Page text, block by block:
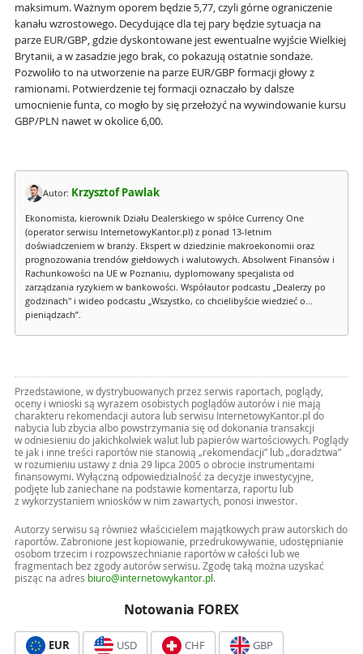
maksimum. Ważnym oporem będzie 5,77, czyli górne ograniczenie
kanału wzrostowego. Decydujące dla tej pary będzie sytuacja na
parze EUR/GBP, gdzie dyskontowane jest ewentualne wyjście Wielkiej
Brytanii, a w zasadzie jego brak, co pokazują ostatnie sondaże.
Pozwoliło to na utworzenie na parze EUR/GBP formacji głowy z
ramionami. Potwierdzenie tej formacji oznaczało by dalsze
umocnienie funta, co mogło by się przełożyć na wywindowanie kursu
GBP/PLN nawet w okolice 6,00.
Autor: Krzysztof Pawlak
Ekonomista, kierownik Działu Dealerskiego w spółce Currency One
(operator serwisu InternetowyKantor.pl) z ponad 13-letnim
doświadczeniem w branży. Ekspert w dziedzinie makroekonomii oraz
prognozowania trendów giełdowych i walutowych. Absolwent Finansów i
Rachunkowości na UE w Poznaniu, dyplomowany specjalista od
zarządzania ryzykiem w bankowości. Współautor podcastu „Dealerzy po
godzinach" i wideo podcastu „Wszystko, co chcielibyście wiedzieć o...
pieniądzach”.
Przedstawione, w dystrybuowanych przez serwis raportach, poglądy,
oceny i wnioski są wyrazem osobistych poglądów autorów i nie mają
charakteru rekomendacji autora lub serwisu InternetowyKantor.pl do
nabycia lub zbycia albo powstrzymania się od dokonania transakcji
w odniesieniu do jakichkolwiek walut lub papierów wartościowych. Poglądy
te jak i inne treści raportów nie stanowią „rekomendacji” lub „doradztwa”
w rozumieniu ustawy z dnia 29 lipca 2005 o obrocie instrumentami
finansowymi. Wyłączną odpowiedzialność za decyzje inwestycyjne,
podjęte lub zaniechane na podstawie komentarza, raportu lub
z wykorzystaniem wniosków w nim zawartych, ponosi inwestor.
Autorzy serwisu są również właścicielem majątkowych praw autorskich do
raportów. Zabronione jest kopiowanie, przedrukowywanie, udostępnianie
osobom trzecim i rozpowszechnianie raportów w całości lub we
fragmentach bez zgody autorów serwisu. Zgodę taką można uzyskać
pisząc na adres biuro@internetowykantor.pl .
Notowania FOREX
EUR USD CHF GBP